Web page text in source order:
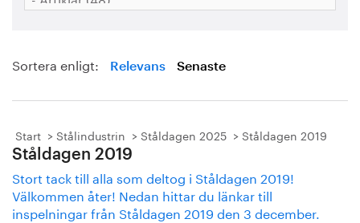
Sortera enligt: Relevans Senaste
Start Stålindustrin Ståldagen 2025 Ståldagen 2019
Ståldagen 2019
Stort tack till alla som deltog i Ståldagen 2019!
Välkommen åter! Nedan hittar du länkar till
inspelningar från Ståldagen 2019 den 3 december.